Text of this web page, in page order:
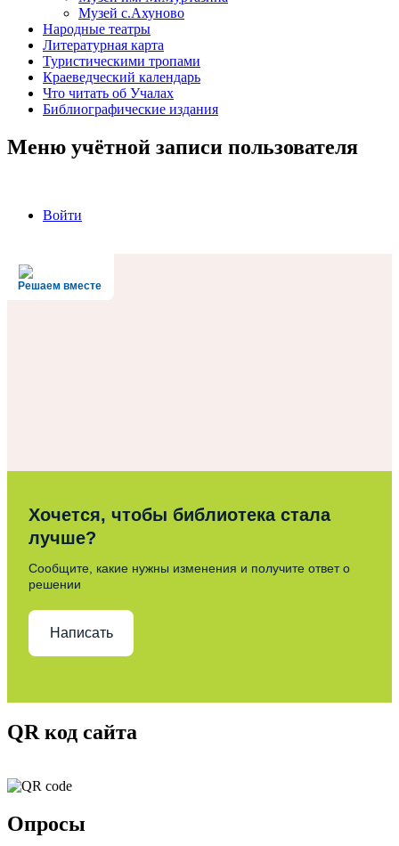
Музей с.Ахуново
Народные театры
Литературная карта
Туристическими тропами
Краеведческий календарь
Что читать об Учалах
Библиографические издания
Меню учётной записи пользователя
Войти
Решаем вместе
Хочется, чтобы библиотека стала
лучше?
Сообщите, какие нужны изменения и получите ответ о
решении
Написать
QR код сайта
Опросы